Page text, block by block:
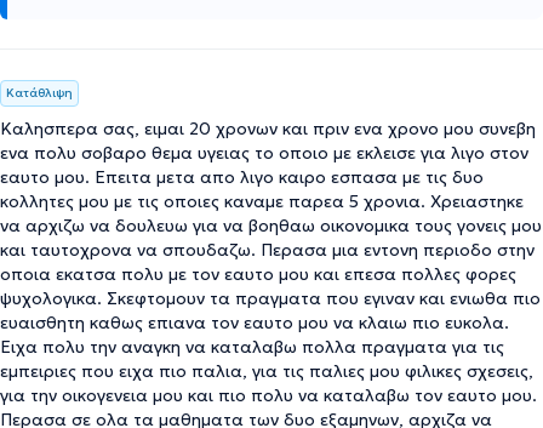
Κατάθλιψη
Καλησπερα σας, ειμαι 20 χρονων και πριν ενα χρονο μου συνεβη
ενα πολυ σοβαρο θεμα υγειας το οποιο με εκλεισε για λιγο στον
εαυτο μου. Επειτα μετα απο λιγο καιρο εσπασα με τις δυο
κολλητες μου με τις οποιες καναμε παρεα 5 χρονια. Χρειαστηκε
να αρχιζω να δουλευω για να βοηθαω οικονομικα τους γονεις μου
και ταυτοχρονα να σπουδαζω. Περασα μια εντονη περιοδο στην
οποια εκατσα πολυ με τον εαυτο μου και επεσα πολλες φορες
ψυχολογικα. Σκεφτομουν τα πραγματα που εγιναν και ενιωθα πιο
ευαισθητη καθως επιανα τον εαυτο μου να κλαιω πιο ευκολα.
Ειχα πολυ την αναγκη να καταλαβω πολλα πραγματα για τις
εμπειριες που ειχα πιο παλια, για τις παλιες μου φιλικες σχεσεις,
για την οικογενεια μου και πιο πολυ να καταλαβω τον εαυτο μου.
Περασα σε ολα τα μαθηματα των δυο εξαμηνων, αρχιζα να